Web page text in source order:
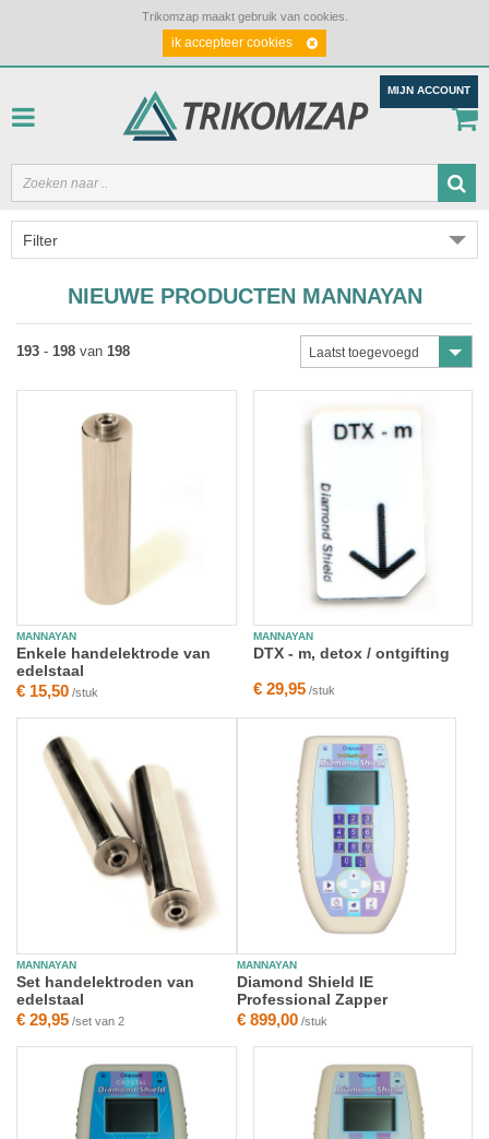
Trikomzap maakt gebruik van cookies.
ik accepteer cookies
MIJN ACCOUNT
Filter
NIEUWE PRODUCTEN MANNAYAN
193 - 198 van 198 Laatst toegevoegd
MANNAYAN
Enkele handelektrode van
edelstaal
€ 15,50 /stuk
MANNAYAN
DTX - m, detox / ontgifting
€ 29,95/stuk
MANNAYAN
Set handelektroden van
edelstaal
€ 29,95 /set van 2
MANNAYAN
Diamond Shield IE
Professional Zapper
€ 899,00/stuk